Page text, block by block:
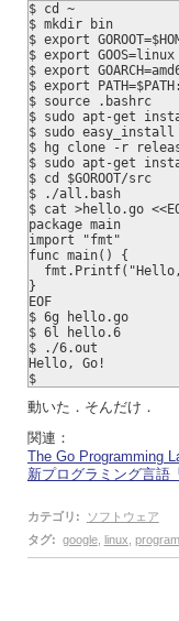
$ cd ~
$ mkdir bin
$ export
$ export GOOS=linux
$ export
$ export
$ source .bashrc
$ sudo apt-get
$ sudo
$ hg clone -r
$ sudo apt-get
$ cd $GOROOT/src
$ ./all.bash
$ cat >hello.go
package main
import "fmt"
func main() {
}
EOF
$ 6g hello.go
$ 6l hello.6
$ ./6.out
Hello, Go!
$
動いた．そんだけ．
関連：
The Go Programming
新プログラミング言語
カテゴリ :
ソフトウェア
タグ: google, linux